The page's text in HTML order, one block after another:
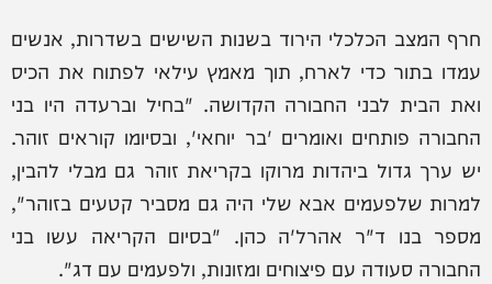
חרף המצב הכלכלי הירוד בשנות השישים בשדרות, אנשים
עמדו בתור כדי לארח, תוך מאמץ עילאי לפתוח את הכיס
ואת הבית לבני החבורה הקדושה. "בחיל וברעדה היו בני
החבורה פותחים ואומרים 'בר יוחאי', ובסיומו קוראים זוהר.
יש ערך גדול ביהדות מרוקו בקריאת זוהר גם מבלי להבין,
למרות שלפעמים אבא שלי היה גם מסביר קטעים בזוהר",
מספר בנו ד"ר אהרל'ה כהן. "בסיום הקריאה עשו בני
החבורה סעודה עם פיצוחים ומזונות, ולפעמים עם דג".